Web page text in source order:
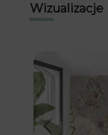
Wizualizacje